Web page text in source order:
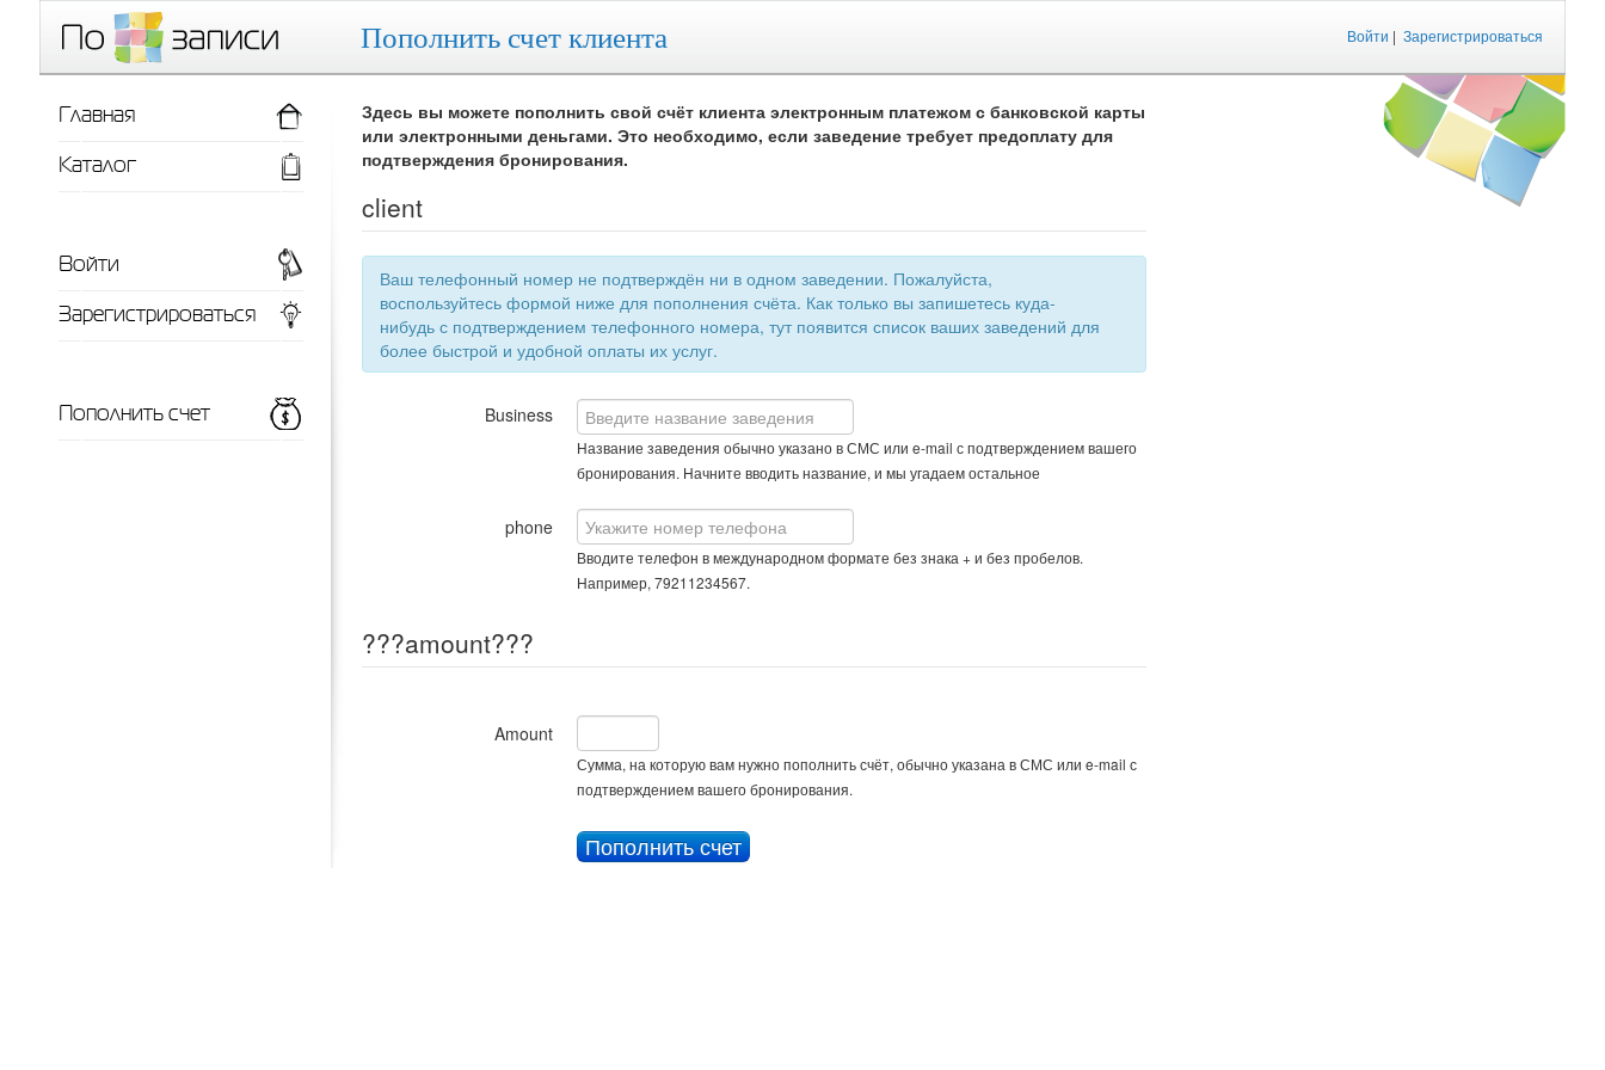
Войти | Зарегистрироваться
Пополнить счет клиента
Здесь вы можете пополнить свой счёт клиента электронным платежом с банковской карты
или электронными деньгами. Это необходимо, если заведение требует предоплату для
подтверждения бронирования.
client
Ваш телефонный номер не подтверждён ни в одном заведении. Пожалуйста,
воспользуйтесь формой ниже для пополнения счёта. Как только вы запишетесь куда-
нибудь с подтверждением телефонного номера, тут появится список ваших заведений для
более быстрой и удобной оплаты их услуг.
Business
Название заведения обычно указано в СМС или e-mail с подтверждением вашего
бронирования. Начните вводить название, и мы угадаем остальное
phone
Вводите телефон в международном формате без знака + и без пробелов.
Например, 79211234567.
???amount???
Amount
Сумма, на которую вам нужно пополнить счёт, обычно указана в СМС или e-mail с
подтверждением вашего бронирования.
Главная
Каталог
Войти
Зарегистрироваться
Пополнить счет